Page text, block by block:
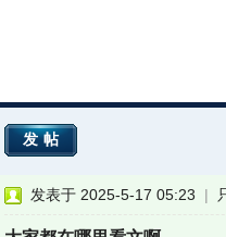
发帖
发表于 2025-5-17 05:23 |